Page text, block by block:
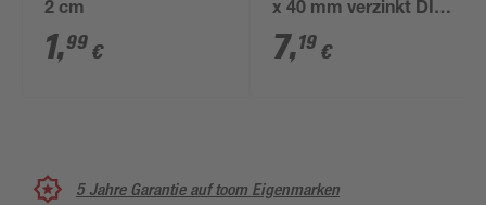
2 cm
1,99 €
x 40 mm verzinkt DIN
84 25 Stück
7,19 €
5 Jahre Garantie auf toom Eigenmarken